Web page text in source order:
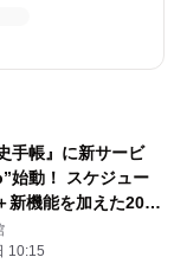
手帳』に新サービ
始動！ スケジュー
新機能を加えた2025
売
10:15